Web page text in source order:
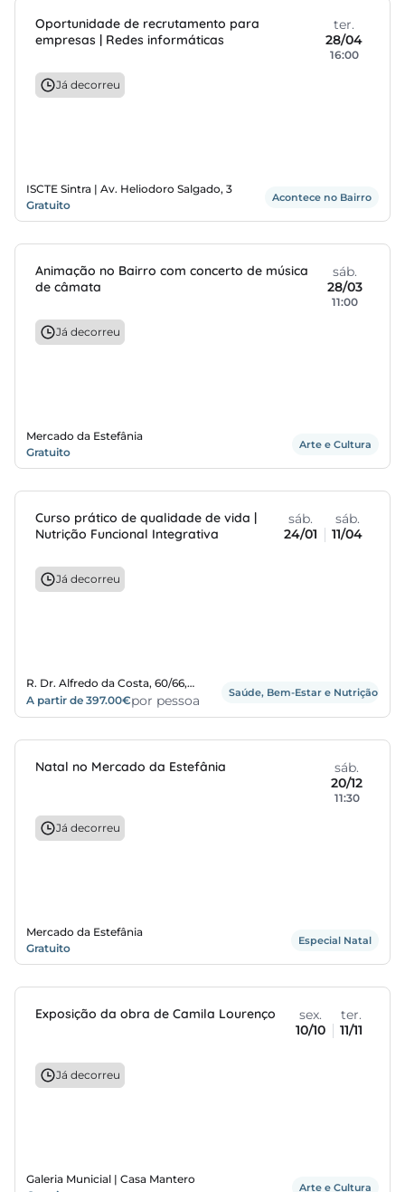
Oportunidade de recrutamento para
empresas | Redes informáticas
ter.
28/04
16:00
Já decorreu
ISCTE Sintra | Av. Heliodoro Salgado, 3
Gratuito
Acontece no Bairro
Animação no Bairro com concerto de música
de câmata
sáb.
28/03
11:00
Já decorreu
Mercado da Estefânia
Gratuito
Arte e Cultura
Curso prático de qualidade de vida |
Nutrição Funcional Integrativa
sáb.
24/01
sáb.
11/04
Já decorreu
R. Dr. Alfredo da Costa, 60/66,
Sintra
A partir de 397.00€por pessoa Saúde, Bem-Estar e Nutrição
Natal no Mercado da Estefânia
sáb.
20/12
11:30
Já decorreu
Mercado da Estefânia
Gratuito
Especial Natal
Exposição da obra de Camila Lourenço
sex.
10/10
ter.
11/11
Já decorreu
Galeria Municial | Casa Mantero
Arte e Cultura